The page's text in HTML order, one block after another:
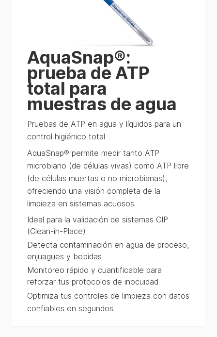
AquaSnap®:
prueba de ATP
total para
muestras de agua
Pruebas de ATP en agua y líquidos para un
control higiénico total
AquaSnap® permite medir tanto ATP
microbiano (de células vivas) como ATP libre
(de células muertas o no microbianas),
ofreciendo una visión completa de la
limpieza en sistemas acuosos.
Ideal para la validación de sistemas CIP
(Clean-in-Place)
Detecta contaminación en agua de proceso,
enjuagues y bebidas
Monitoreo rápido y cuantificable para
reforzar tus protocolos de inocuidad
Optimiza tus controles de limpieza con datos
confiables en segundos.